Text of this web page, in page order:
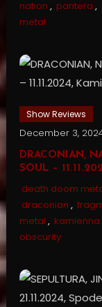
nation , pantera ,
metal
Show Reviews
December 3,
DRACONIAN,
SOUL –
death doom
draconian ,
metal , kamienna
obscurity